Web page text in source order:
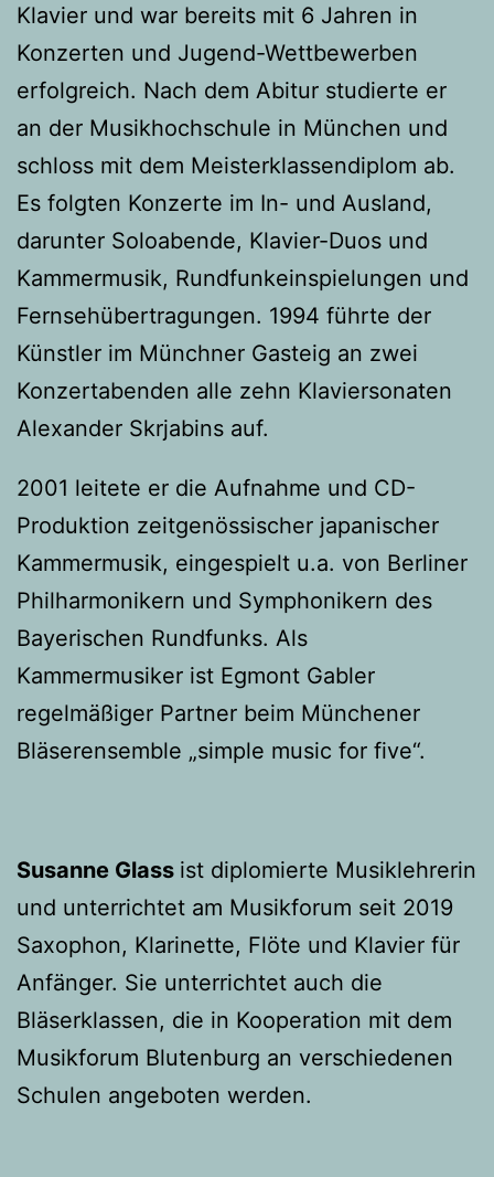
Klavier und war bereits mit 6 Jahren in
Konzerten und Jugend-Wettbewerben
erfolgreich. Nach dem Abitur studierte er
an der Musikhochschule in München und
schloss mit dem Meisterklassendiplom ab.
Es folgten Konzerte im In- und Ausland,
darunter Soloabende, Klavier-Duos und
Kammermusik, Rundfunkeinspielungen und
Fernsehübertragungen. 1994 führte der
Künstler im Münchner Gasteig an zwei
Konzertabenden alle zehn Klaviersonaten
Alexander Skrjabins auf.
2001 leitete er die Aufnahme und CD-
Produktion zeitgenössischer japanischer
Kammermusik, eingespielt u.a. von Berliner
Philharmonikern und Symphonikern des
Bayerischen Rundfunks. Als
Kammermusiker ist Egmont Gabler
regelmäßiger Partner beim Münchener
Bläserensemble „simple music for five“.
Susanne Glass ist diplomierte Musiklehrerin
und unterrichtet am Musikforum seit 2019
Saxophon, Klarinette, Flöte und Klavier für
Anfänger. Sie unterrichtet auch die
Bläserklassen, die in Kooperation mit dem
Musikforum Blutenburg an verschiedenen
Schulen angeboten werden.